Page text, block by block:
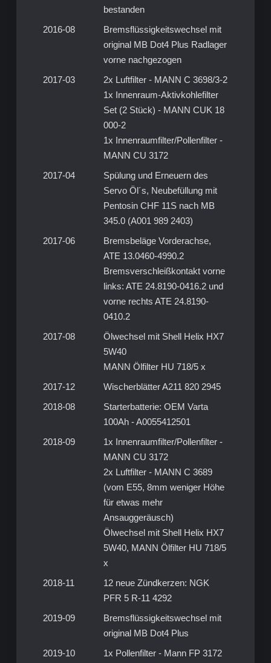
bestanden
2016-08
Bremsflüssigkeitswechsel mit
original MB Dot4 Plus Radlager
vorne nachgezogen
2017-03
2x Luftfilter - MANN C 3698/3-2
1x Innenraum-Aktivkohlefilter
Set (2 Stück) - MANN CUK 18
000-2
1x Innenraumfilter/Pollenfilter -
MANN CU 3172
2017-04
Spülung und Erneuern des
Servo Öl´s, Neubefüllung mit
Pentosin CHF 11S nach MB
345.0 (A001 989 2403)
2017-06
Bremsbeläge Vorderachse,
ATE 13.0460-4990.2
Bremsverschleißkontakt vorne
links: ATE 24.8190-0416.2 und
vorne rechts ATE 24.8190-
0410.2
2017-08
Ölwechsel mit Shell Helix HX7
5W40
MANN Ölfilter HU 718/5 x
2017-12
Wischerblätter A211 820 2945
2018-08
Starterbatterie: OEM Varta
100Ah - A0055412501
2018-09
1x Innenraumfilter/Pollenfilter -
MANN CU 3172
2x Luftfilter - MANN C 3689
(vom E55, 8mm weniger Höhe
für etwas mehr
Ansauggeräusch)
Ölwechsel mit Shell Helix HX7
5W40, MANN Ölfilter HU 718/5
x
2018-11
12 neue Zündkerzen: NGK
PFR 5 R-11 4292
2019-09
Bremsflüssigkeitswechsel mit
original MB Dot4 Plus
2019-10
1x Pollenfilter - Mann FP 3172